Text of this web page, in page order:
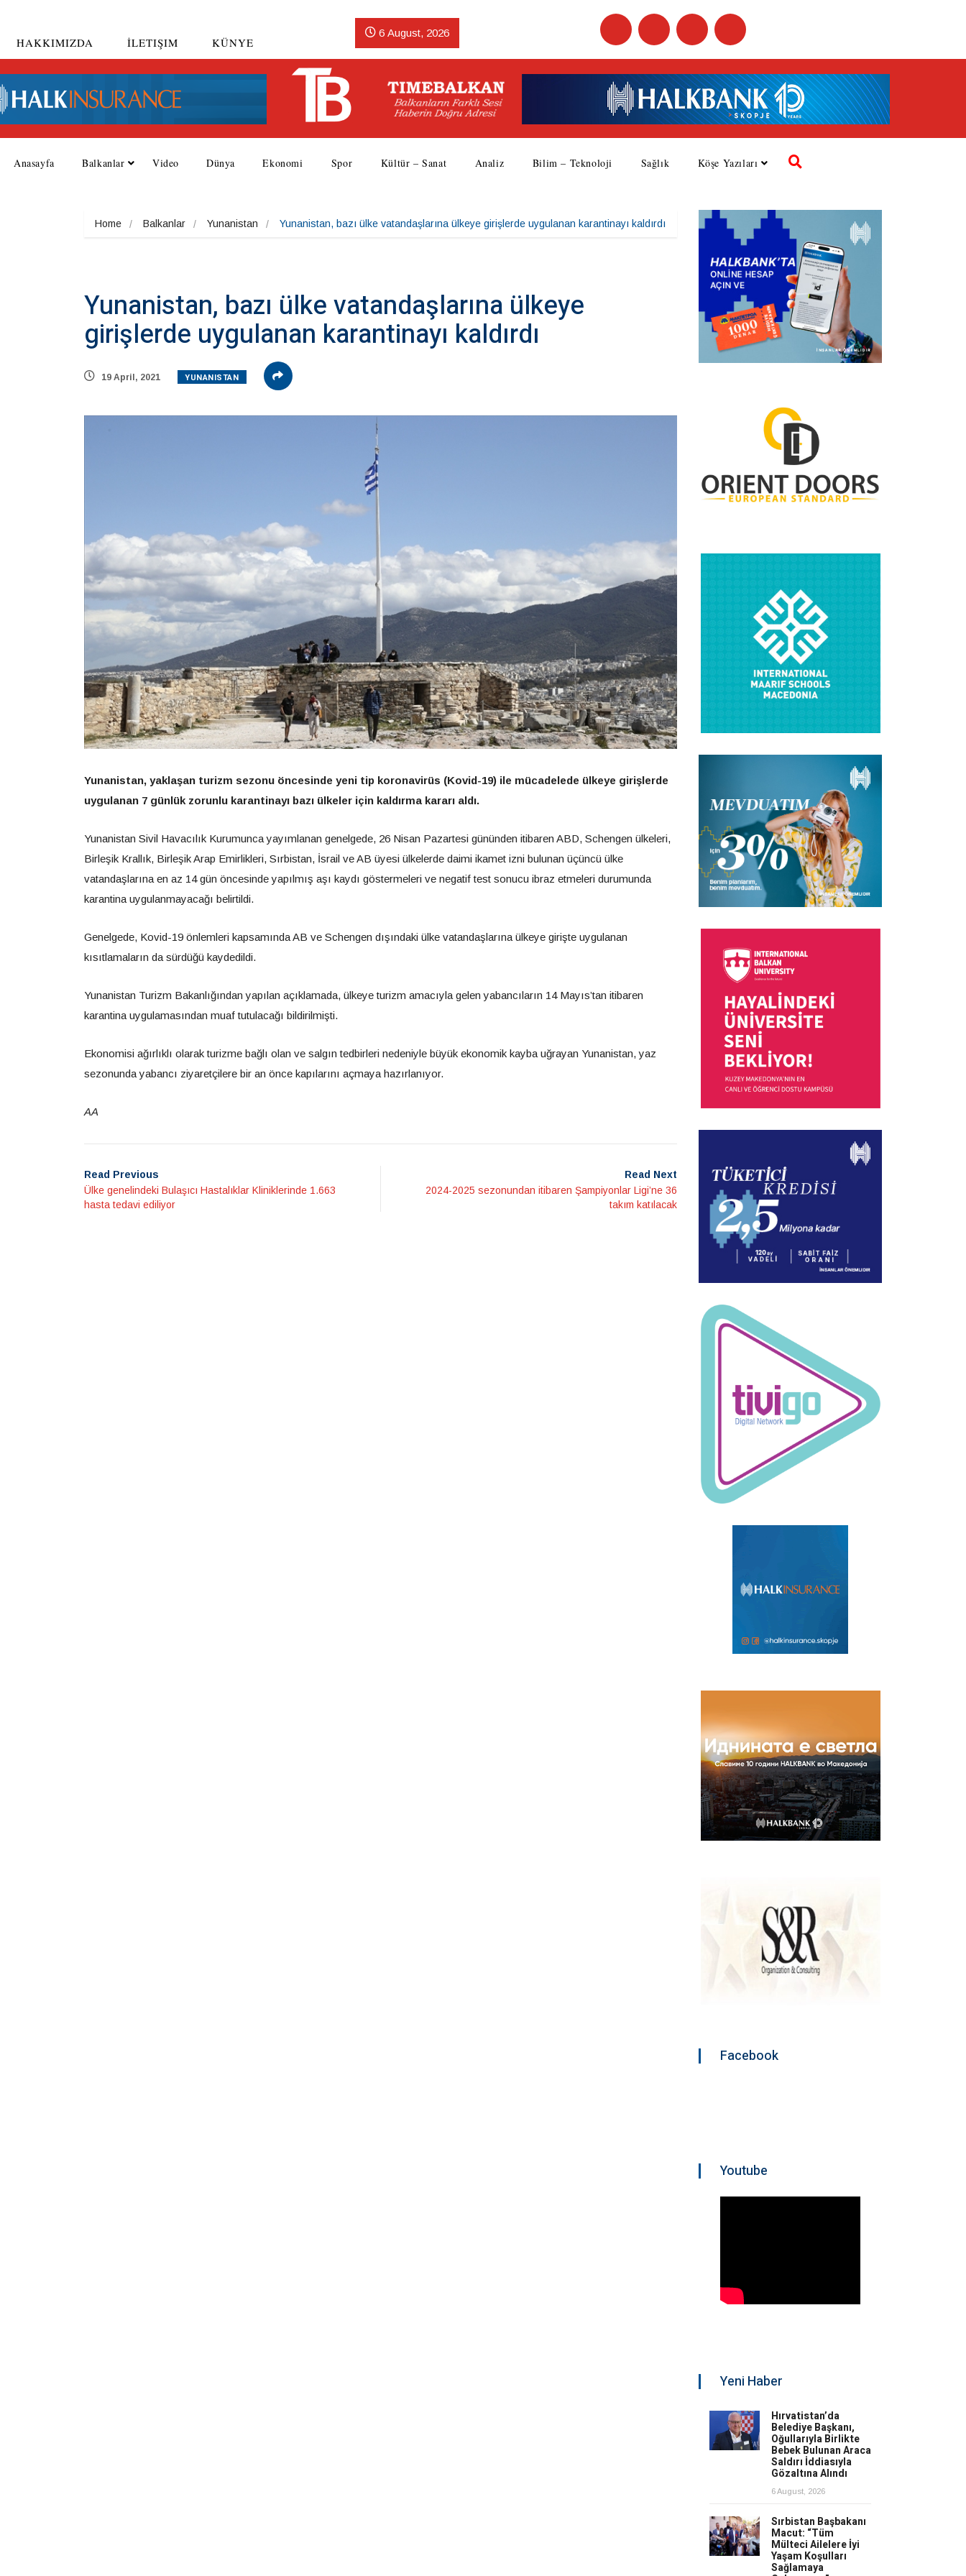
HAKKIMIZDA İLETIŞIM KÜNYE
6 August, 2026
Anasayfa Balkanlar Video Dünya Ekonomi Spor Kültür – Sanat Analiz Bilim – Teknoloji Sağlık Köşe Yazıları
Home Balkanlar Yunanistan Yunanistan, bazı ülke vatandaşlarına ülkeye girişlerde uygulanan karantinayı kaldırdı
Yunanistan, bazı ülke vatandaşlarına ülkeye
girişlerde uygulanan karantinayı kaldırdı
19 April, 2021 YUNANISTAN
Yunanistan, yaklaşan turizm sezonu öncesinde yeni tip koronavirüs (Kovid-19) ile mücadelede ülkeye girişlerde
uygulanan 7 günlük zorunlu karantinayı bazı ülkeler için kaldırma kararı aldı.
Yunanistan Sivil Havacılık Kurumunca yayımlanan genelgede, 26 Nisan Pazartesi gününden itibaren ABD, Schengen ülkeleri,
Birleşik Krallık, Birleşik Arap Emirlikleri, Sırbistan, İsrail ve AB üyesi ülkelerde daimi ikamet izni bulunan üçüncü ülke
vatandaşlarına en az 14 gün öncesinde yapılmış aşı kaydı göstermeleri ve negatif test sonucu ibraz etmeleri durumunda
karantina uygulanmayacağı belirtildi.
Genelgede, Kovid-19 önlemleri kapsamında AB ve Schengen dışındaki ülke vatandaşlarına ülkeye girişte uygulanan
kısıtlamaların da sürdüğü kaydedildi.
Yunanistan Turizm Bakanlığından yapılan açıklamada, ülkeye turizm amacıyla gelen yabancıların 14 Mayıs’tan itibaren
karantina uygulamasından muaf tutulacağı bildirilmişti.
Ekonomisi ağırlıklı olarak turizme bağlı olan ve salgın tedbirleri nedeniyle büyük ekonomik kayba uğrayan Yunanistan, yaz
sezonunda yabancı ziyaretçilere bir an önce kapılarını açmaya hazırlanıyor.
AA
Read Previous
Ülke genelindeki Bulaşıcı Hastalıklar Kliniklerinde 1.663
hasta tedavi ediliyor
Read Next
2024-2025 sezonundan itibaren Şampiyonlar Ligi’ne 36
takım katılacak
Facebook
Youtube
Yeni Haber
Hırvatistan’da
Belediye Başkanı,
Oğullarıyla Birlikte
Bebek Bulunan Araca
Saldırı İddiasıyla
Gözaltına Alındı
6 August, 2026
Sırbistan Başbakanı
Macut: “Tüm
Mülteci Ailelere İyi
Yaşam Koşulları
Sağlamaya